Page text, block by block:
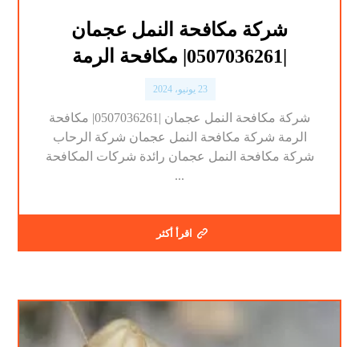
شركة مكافحة النمل عجمان
23 يونيو، 2024
شركة مكافحة النمل عجمان |0507036261| مكافحة
الرمة شركة مكافحة النمل عجمان شركة الرحاب
شركة مكافحة النمل عجمان رائدة شركات المكافحة
...
اقرأ أكثر